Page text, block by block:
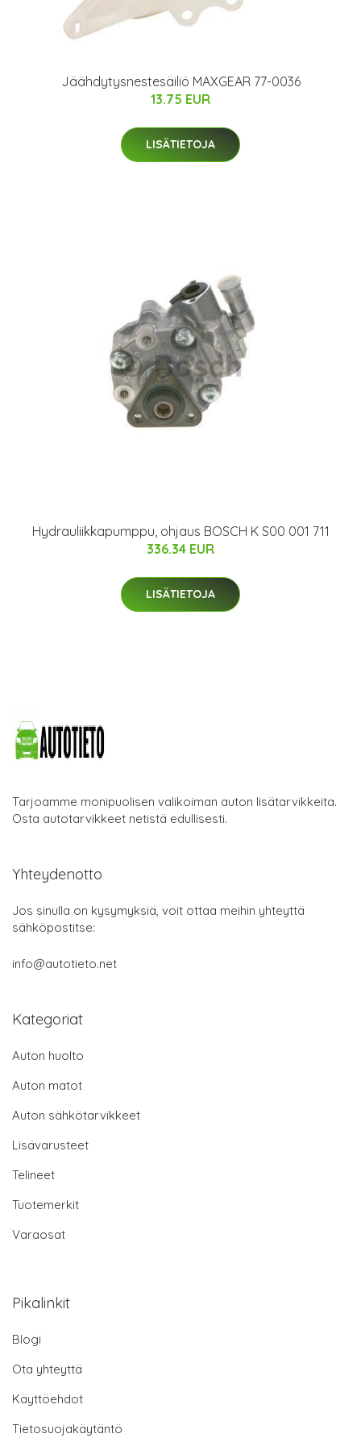
Jäähdytysnestesäiliö MAXGEAR 77-0036
13.75 EUR
LISÄTIETOJA
Hydrauliikkapumppu, ohjaus BOSCH K S00 001 711
336.34 EUR
LISÄTIETOJA
Tarjoamme monipuolisen valikoiman auton lisätarvikkeita.
Osta autotarvikkeet netistä edullisesti.
Yhteydenotto
Jos sinulla on kysymyksiä, voit ottaa meihin yhteyttä
sähköpostitse:
info@autotieto.net
Kategoriat
Auton huolto
Auton matot
Auton sähkötarvikkeet
Lisävarusteet
Telineet
Tuotemerkit
Varaosat
Pikalinkit
Blogi
Ota yhteyttä
Käyttöehdot
Tietosuojakäytäntö